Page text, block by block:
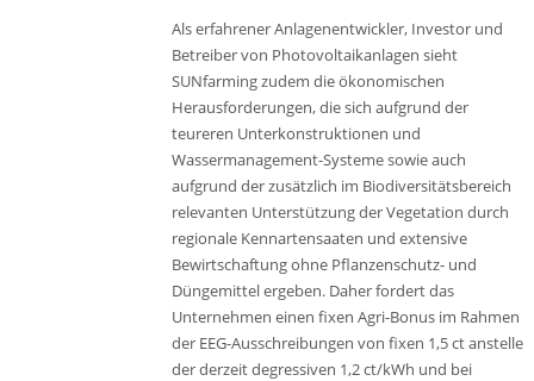
Als erfahrener Anlagenentwickler, Investor und
Betreiber von Photovoltaikanlagen sieht
SUNfarming zudem die ökonomischen
Herausforderungen, die sich aufgrund der
teureren Unterkonstruktionen und
Wassermanagement-Systeme sowie auch
aufgrund der zusätzlich im Biodiversitätsbereich
relevanten Unterstützung der Vegetation durch
regionale Kennartensaaten und extensive
Bewirtschaftung ohne Pflanzenschutz- und
Düngemittel ergeben. Daher fordert das
Unternehmen einen fixen Agri-Bonus im Rahmen
der EEG-Ausschreibungen von fixen 1,5 ct anstelle
der derzeit degressiven 1,2 ct/kWh und bei